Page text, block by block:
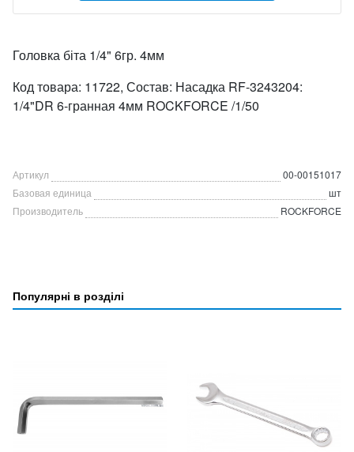
Головка біта 1/4" 6гр. 4мм
Код товара: 11722, Состав: Насадка RF-3243204:
1/4"DR 6-гранная 4мм ROCKFORCE /1/50
Артикул
00-00151017
Базовая единица
шт
Производитель
ROCKFORCE
Популярні в розділі